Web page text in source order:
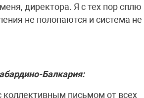
директора. Я с тех пор сплю
не полопаются и система не
Балкария:
письмом от всех